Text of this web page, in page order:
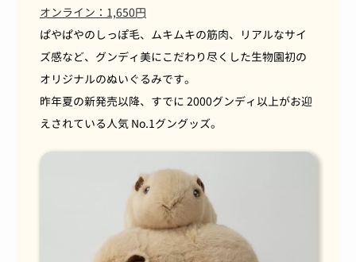
オンライン：1,650円
ぱやぱやのしっぽ毛、ムキムキの筋肉、リアルなサイ
ズ感など、グンディ美にこだわり尽くした生物園初の
オリジナルのぬいぐるみです。
昨年夏の新発売以降、すでに 2000グンディ以上がお迎
えされている人気 No.1グングッズ。